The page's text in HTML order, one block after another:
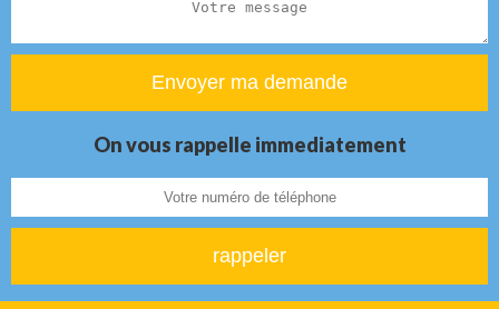
On vous rappelle immediatement